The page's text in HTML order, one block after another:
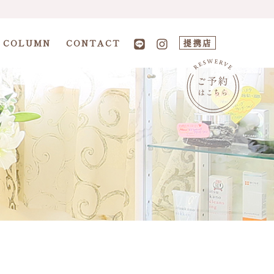
COLUMN CONTACT 提携店